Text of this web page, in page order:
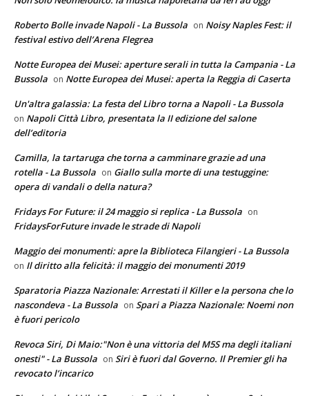
Roberto Bolle invade Napoli - La Bussola on Noisy Naples Fest: il
festival estivo dell’Arena Flegrea
Notte Europea dei Musei: aperture serali in tutta la Campania - La
Bussola on Notte Europea dei Musei: aperta la Reggia di Caserta
Un'altra galassia: La festa del Libro torna a Napoli - La Bussola
on Napoli Città Libro, presentata la II edizione del salone
dell’editoria
Camilla, la tartaruga che torna a camminare grazie ad una
rotella - La Bussola on Giallo sulla morte di una testuggine:
opera di vandali o della natura?
Fridays For Future: il 24 maggio si replica - La Bussola on
FridaysForFuture invade le strade di Napoli
Maggio dei monumenti: apre la Biblioteca Filangieri - La Bussola
on Il diritto alla felicità: il maggio dei monumenti 2019
Sparatoria Piazza Nazionale: Arrestati il Killer e la persona che lo
nascondeva - La Bussola on Spari a Piazza Nazionale: Noemi non
è fuori pericolo
Revoca Siri, Di Maio:"Non è una vittoria del M5S ma degli italiani
onesti" - La Bussola on Siri è fuori dal Governo. Il Premier gli ha
revocato l’incarico